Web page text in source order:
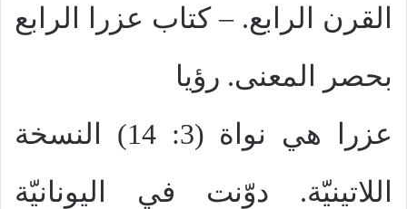
القرن الرابع. – كتاب عزرا الرابع
بحصر المعنى. رؤيا
عزرا هي نواة (3: 14) النسخة
اللاتينيّة. دوّنت في اليونانيّة